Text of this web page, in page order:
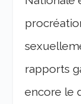
rapports
encore le